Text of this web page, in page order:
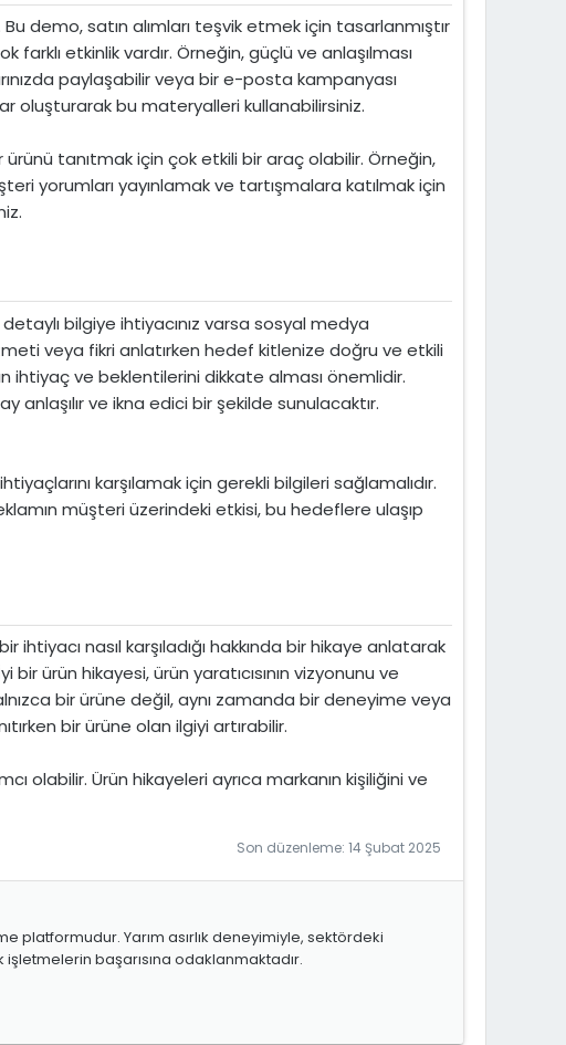
demo, satın alımları teşvik etmek için tasarlanmıştır
etkinlik vardır. Örneğin, güçlü ve anlaşılması
paylaşabilir veya bir e-posta kampanyası
oluşturarak bu materyalleri kullanabilirsiniz.
ürünü tanıtmak için çok etkili bir araç olabilir. Örneğin,
yorumları yayınlamak ve tartışmalara katılmak için
bilgiye ihtiyacınız varsa sosyal medya
veya fikri anlatırken hedef kitlenize doğru ve etkili
ihtiyaç ve beklentilerini dikkate alması önemlidir.
ve ikna edici bir şekilde sunulacaktır.
karşılamak için gerekli bilgileri sağlamalıdır.
müşteri üzerindeki etkisi, bu hedeflere ulaşıp
ihtiyacı nasıl karşıladığı hakkında bir hikaye anlatarak
ürün hikayesi, ürün yaratıcısının vizyonunu ve
bir ürüne değil, aynı zamanda bir deneyime veya
bir ürüne olan ilgiyi artırabilir.
olabilir. Ürün hikayeleri ayrıca markanın kişiliğini ve
Son düzenleme: 14 Şubat 2025
platformudur. Yarım asırlık deneyimiyle, sektördeki
başarısına odaklanmaktadır.